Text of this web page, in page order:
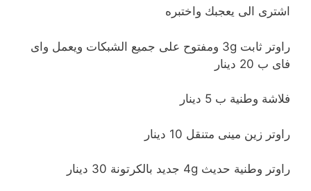
اشترى الى يعجبك واختبره
راوتر ثابت 3g ومفتوح على جميع الشبكات ويعمل واى
فاى ب 20 دينار
فلاشة وطنية ب 5 دينار
راوتر زين مينى متنقل 10 دينار
راوتر وطنية حديث 4g جديد بالكرتونة 30 دينار